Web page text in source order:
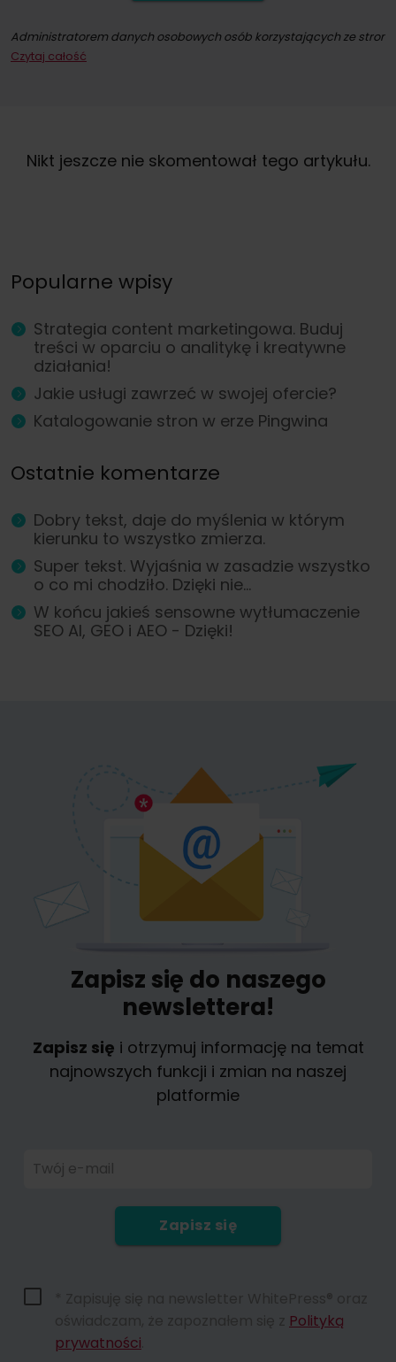
Administratorem danych osobowych osób korzystających ze strony
Dokonując zapisu na newsletter wyrażacie Państwo zgodę na
Czytaj całość
Nikt jeszcze nie skomentował tego artykułu.
Popularne wpisy
Strategia content marketingowa. Buduj
treści w oparciu o analitykę i kreatywne
działania!
Jakie usługi zawrzeć w swojej ofercie?
Katalogowanie stron w erze Pingwina
Ostatnie komentarze
Dobry tekst, daje do myślenia w którym
kierunku to wszystko zmierza.
Super tekst. Wyjaśnia w zasadzie wszystko
o co mi chodziło. Dzięki nie...
W końcu jakieś sensowne wytłumaczenie
SEO AI, GEO i AEO - Dzięki!
Zapisz się do naszego
newslettera!
Zapisz się i otrzymuj informację na temat
najnowszych funkcji i zmian na naszej
platformie
Twój e-mail
Zapisz się
Polityką
prywatności